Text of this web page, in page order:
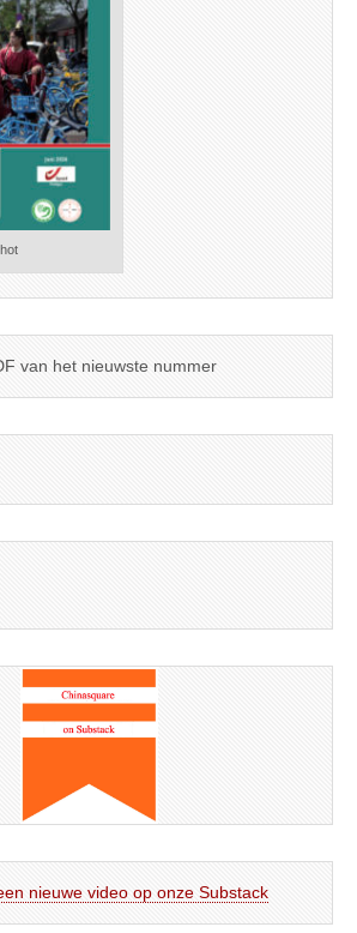
van het nieuwste nummer
nieuwe video op onze Substack